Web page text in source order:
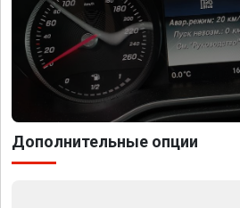
Дополнительные опции